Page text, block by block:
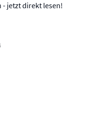
- jetzt direkt lesen!